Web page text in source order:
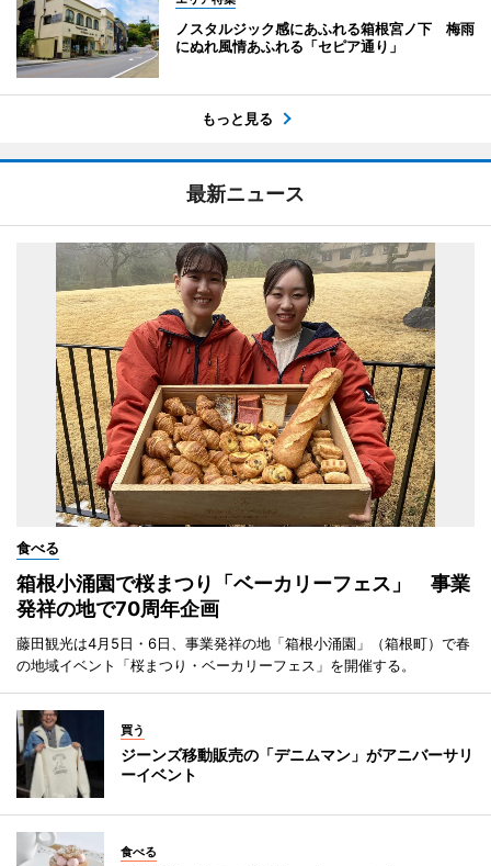
ノスタルジック感にあふれる箱根宮ノ下 梅雨
にぬれ風情あふれる「セピア通り」
もっと見る
最新ニュース
食べる
箱根小涌園で桜まつり「ベーカリーフェス」 事業
発祥の地で70周年企画
藤田観光は4月5日・6日、事業発祥の地「箱根小涌園」（箱根町）で春
の地域イベント「桜まつり・ベーカリーフェス」を開催する。
買う
ジーンズ移動販売の「デニムマン」がアニバーサリ
ーイベント
食べる